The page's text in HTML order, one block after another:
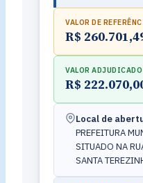
VALOR DE
R$
VALOR ADJUDICADO
R$
Local de
PREFEITURA
SITUADO NA
SANTA